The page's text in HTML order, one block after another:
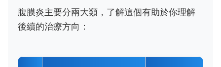
腹膜炎主要分兩大類，了解這個有助於你理解
後續的治療方向：